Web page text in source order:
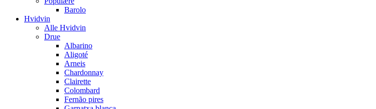
Barolo
Hvidvin
Alle Hvidvin
Drue
Albarino
Aligoté
Arneis
Chardonnay
Clairette
Colombard
Fernão pires